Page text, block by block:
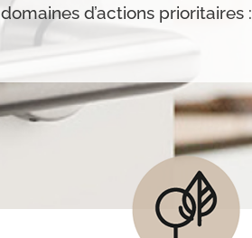
domaines d’actions prioritaires :